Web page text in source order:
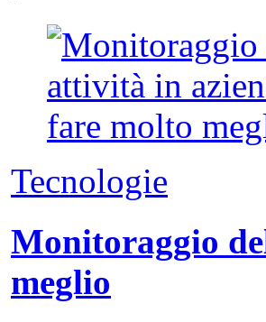
Tecnologie
Monitoraggio
meglio